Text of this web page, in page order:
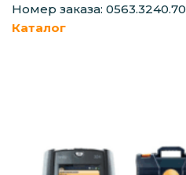
Номер заказа: 0563.3240.70
Каталог